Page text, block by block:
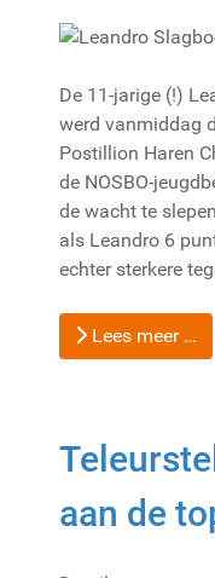
De 11-jarige (!)
werd vanmiddag
Postillion Haren
de NOSBO-
de wacht te
als Leandro 6
echter sterkere
Lees meer …
aan de